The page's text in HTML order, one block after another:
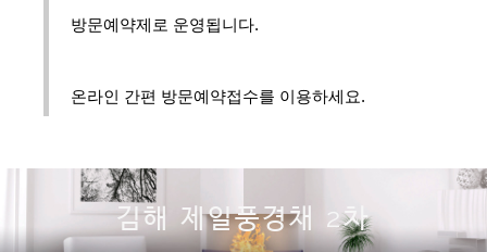
방문예약제로 운영됩니다.
온라인 간편 방문예약접수를 이용하세요.
김해 제일풍경채 2차